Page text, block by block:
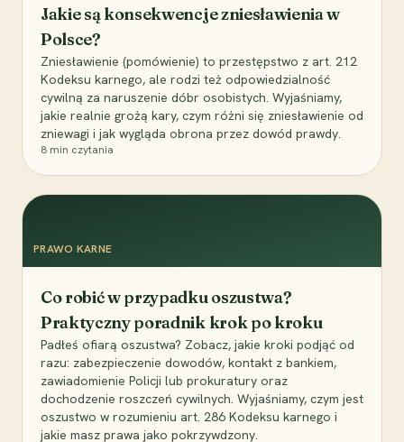
Jakie są konsekwencje zniesławienia w
Polsce?
Zniesławienie (pomówienie) to przestępstwo z art. 212
Kodeksu karnego, ale rodzi też odpowiedzialność
cywilną za naruszenie dóbr osobistych. Wyjaśniamy,
jakie realnie grożą kary, czym różni się zniesławienie od
zniewagi i jak wygląda obrona przez dowód prawdy.
8 min czytania
PRAWO KARNE
Co robić w przypadku oszustwa?
Praktyczny poradnik krok po kroku
Padłeś ofiarą oszustwa? Zobacz, jakie kroki podjąć od
razu: zabezpieczenie dowodów, kontakt z bankiem,
zawiadomienie Policji lub prokuratury oraz
dochodzenie roszczeń cywilnych. Wyjaśniamy, czym jest
oszustwo w rozumieniu art. 286 Kodeksu karnego i
jakie masz prawa jako pokrzywdzony.